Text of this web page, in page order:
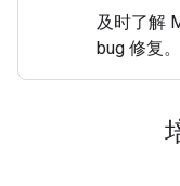
及时了解
bug 修复。